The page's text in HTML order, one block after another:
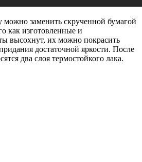
заменить скрученной бумагой
как изготовленные и
высохнут, их можно покрасить
достаточной яркости. После
два слоя термостойкого лака.